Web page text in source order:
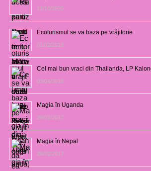
12/10/2020
Ecoturismul se va baza pe vrăjitorie
01/02/2019
Cel mai bun vraci din Thailanda, LP
03/04/2018
Magia în Uganda
28/02/2017
Magia în Nepal
26/02/2017